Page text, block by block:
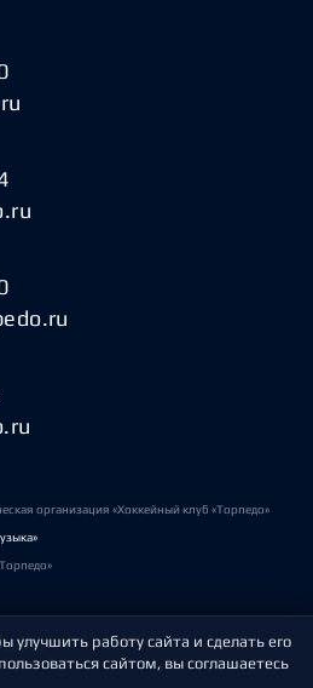
организация «Хоккейный клуб «Торпедо»
данных
улучшить работу сайта и сделать его
сайтом, вы соглашаетесь